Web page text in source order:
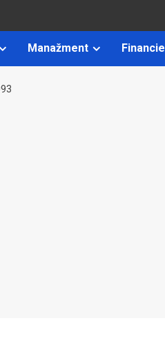
Manažment Financie